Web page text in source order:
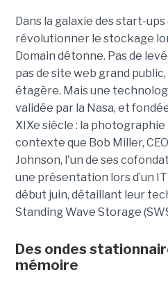
Dans la galaxie des start-
révolutionner le stockage
Domain détonne. Pas de
pas de site web grand
étagère. Mais une
validée par la Nasa, et
XIXe siècle : la
contexte que Bob Miller,
Johnson, l'un de ses
une présentation lors d’un
début juin, détaillant leur
Standing Wave Storage
Des ondes
mémoire